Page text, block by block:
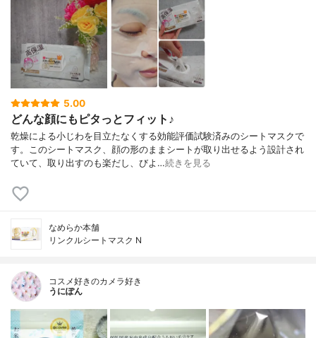
5.00
どんな顔にもピタっとフィット♪
乾燥による小じわを目立たなくする効能評価試験済みのシートマスクで
す。このシートマスク、顔の形のままシートが取り出せるよう設計され
ていて、取り出すのも楽だし、びよ…続きを見る
なめらか本舗
リンクルシートマスク N
コスメ好きのカメラ好き
うにぽん